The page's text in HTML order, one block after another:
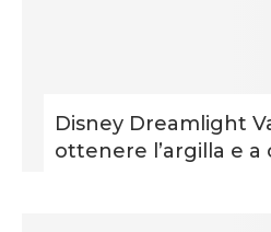
Disney Dreamlight
ottenere l’argilla e a